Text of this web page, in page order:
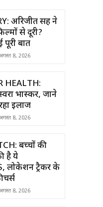
अरिजीत सिंह ने
से दूरी?
बात
8, 2026
HEALTH:
भास्कर, जाने
इलाज
8, 2026
बच्चों की
है ये
लोकेशन ट्रैकर के
8, 2026